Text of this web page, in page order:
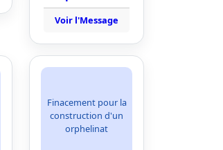
Voir l'Message
Finacement pour la
construction d'un
orphelinat